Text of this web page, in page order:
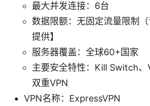
最大并发连接：6台
数据限额：无固定流量限制
提供】
服务器覆盖：全球60+国家
主要安全特性：Kill Switch、
双重VPN
VPN名称：ExpressVPN